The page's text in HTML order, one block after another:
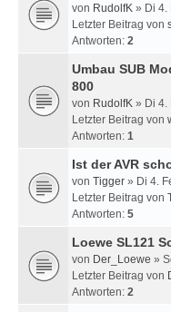
von RudolfK » Di 4.
Letzter Beitrag von
Antworten: 2
Umbau SUB
800
von RudolfK » Di 4.
Letzter Beitrag von
Antworten: 1
Ist der AVR
von Tigger » Di 4.
Letzter Beitrag von
Antworten: 5
Loewe SL121
von Der_Loewe »
Letzter Beitrag von
Antworten: 2